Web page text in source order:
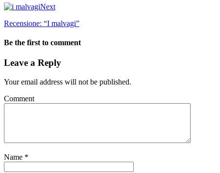
Next
Recensione: “I malvagi”
Be the first to comment
Leave a Reply
Your email address will not be published.
Comment
Name *